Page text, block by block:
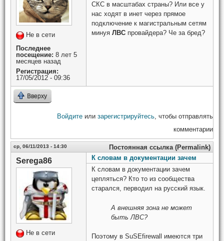
Не в сети
Последнее
посещение: 8 лет 5
месяцев назад
Регистрация:
17/05/2012 - 09:36
СКС в масштабах страны? Или все у
нас ходят в инет через прямое
подключение к магистральным сетям
минуя ЛВС провайдера? Че за бред?
Вверху
Войдите или зарегистрируйтесь, чтобы отправлять
комментарии
ср, 06/11/2013 - 14:30 Постоянная ссылка (Permalink)
Serega86
Не в сети
К словам в документации зачем
К словам в документации зачем
цепляться? Кто то из сообщества
старался, перводил на русский язык.
А внешняя зона не может
быть ЛВС?
Поэтому в SuSEfirewall имеются три